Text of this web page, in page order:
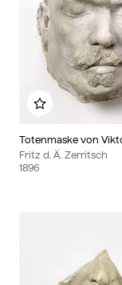
Totenmaske von
Fritz d. Ä. Zerritsch
1896
Zu meinem